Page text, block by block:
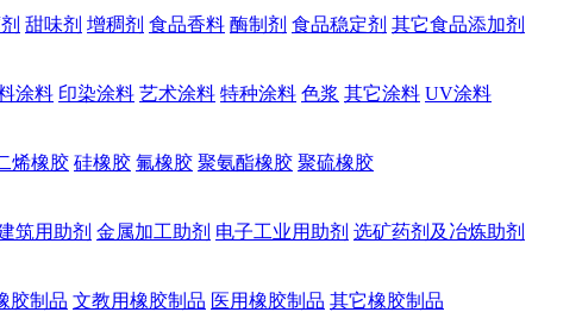
甜味剂 增稠剂 食品香料 酶制剂 食品稳定剂 其它食品添加剂
涂料 印染涂料 艺术涂料 特种涂料 色浆 其它涂料 UV涂料
烯橡胶 硅橡胶 氟橡胶 聚氨酯橡胶 聚硫橡胶
筑用助剂 金属加工助剂 电子工业用助剂 选矿药剂及冶炼助剂
胶制品 文教用橡胶制品 医用橡胶制品 其它橡胶制品